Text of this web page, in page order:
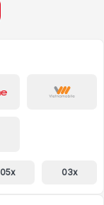
05x 03x